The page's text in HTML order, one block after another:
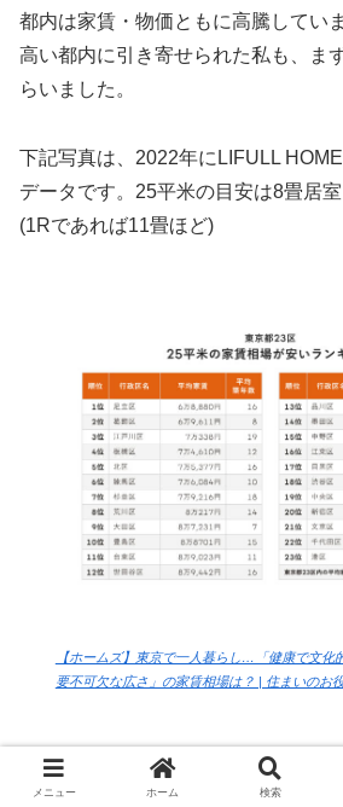
都内は家賃・物価ともに高騰してい
高い都内に引き寄せられた私も、ま
らいました。
下記写真は、2022年にLIFULL
データです。25平米の目安は8畳居
(1Rであれば11畳ほど)
【ホームズ】東京で一人暮らし…「健康で文化
要不可欠な広さ」の家賃相場は？ | 住まいのお
最低家賃でも6万はかかると考えて
メニュー ホーム 検索